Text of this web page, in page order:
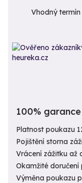
Vhodný
100%
Platnost poukazu
Pojištění storna
Vrácení zážitku až
Okamžité
Výměna poukazu